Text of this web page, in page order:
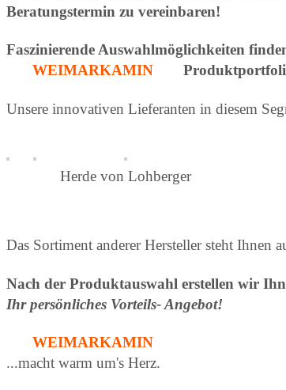
Beratungstermin zu vereinbaren!
Faszinierende Auswahlmöglichkeiten
WEIMARKAMIN
Unsere innovativen Lieferanten in diesem
Herde von Lohberger
Das Sortiment anderer Hersteller steht Ihnen
Nach der Produktauswahl erstellen wir
Ihr persönliches Vorteils- Angebot!
WEIMARKAMIN
...macht warm um's Herz.